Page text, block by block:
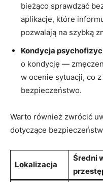
bieżąco sprawdzać
aplikacje, które
pozwalają na szybką
Kondycja
o kondycję —
w ocenie sytuacji, co⁤
‍bezpieczeństwo.
Warto również zwrócić
dotyczące
Lokalizacja
Średni